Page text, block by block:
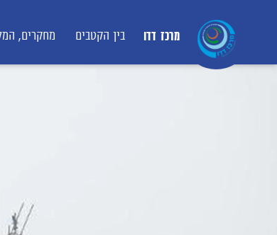
מרכז דדו בין הקטבים מחקרים,